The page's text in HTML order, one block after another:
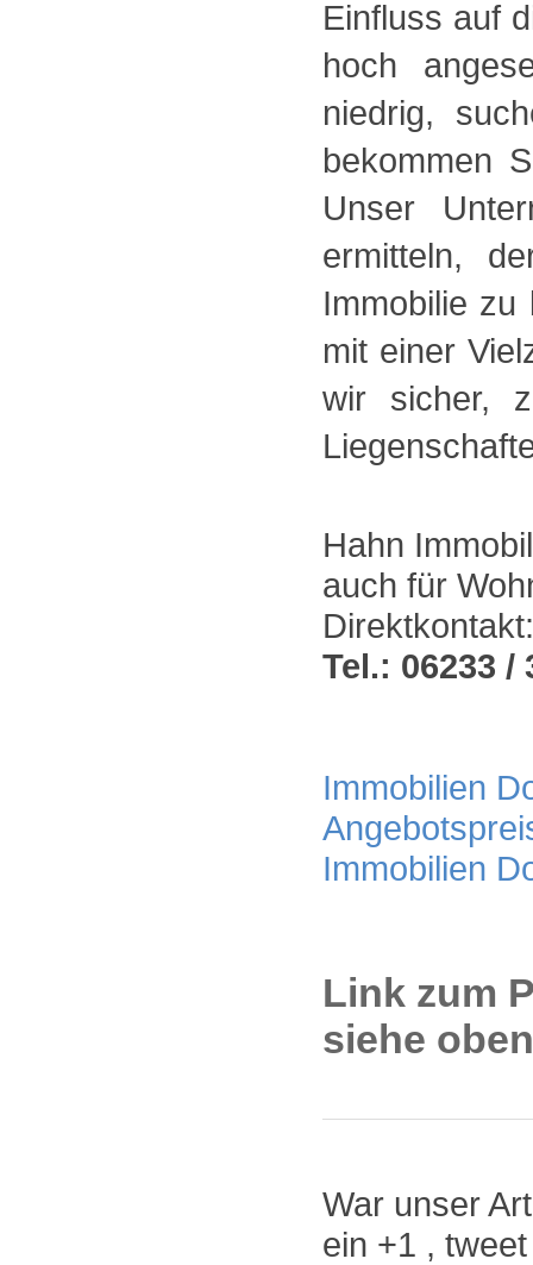
Einfluss auf
hoch
niedrig,
bekommen
Unser
ermitteln,
Immobilie
mit einer
wir sicher,
Hahn
auch für
Direktkontakt:
Tel.: 06233 /
Immobilien
Immobilien
Link zum
siehe
War unser
ein +1 ,